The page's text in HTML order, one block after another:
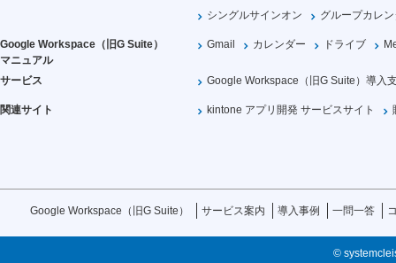
シングルサインオン
グループカレ
Google Workspace（旧G Suite）
マニュアル
Gmail カレンダー ドライブ
サービス Google Workspace（旧G Suite）導入
関連サイト kintone アプリ開発 サービスサイト
Google Workspace（旧G Suite） サービス案内 導入事例 一問一答
©